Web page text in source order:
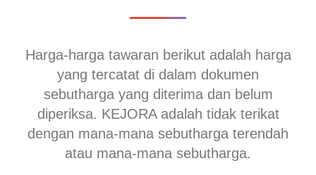
Harga-harga tawaran berikut adalah harga
yang tercatat di dalam dokumen
sebutharga yang diterima dan belum
diperiksa. KEJORA adalah tidak terikat
dengan mana-mana sebutharga terendah
atau mana-mana sebutharga.